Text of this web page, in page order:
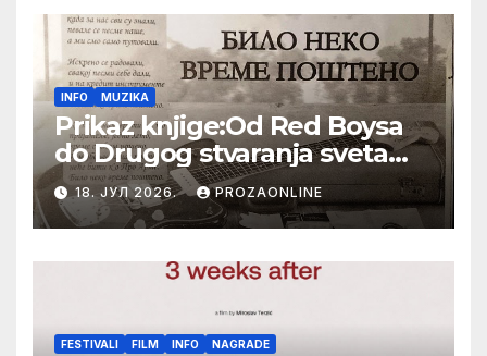
INFO MUZIKA
Prikaz knjige:Od Red Boysa
do Drugog stvaranja sveta
(bilo neko vreme pošteno)
(autor- Zlatomira Sremca,
Botoš 2022. godine,
samizdat)
18. ЈУЛ 2026. PROZAONLINE
FESTIVALI FILM INFO NAGRADE